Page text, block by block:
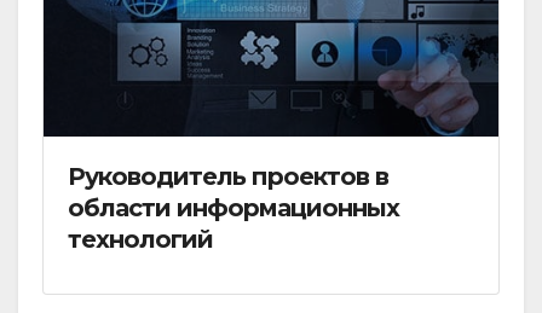
Руководитель проектов в
области информационных
технологий